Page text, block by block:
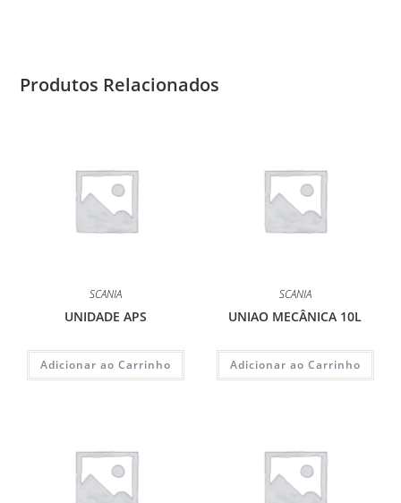
Produtos Relacionados
SCANIA
UNIDADE APS
Adicionar ao Carrinho
SCANIA
UNIAO MECÂNICA 10L
Adicionar ao Carrinho